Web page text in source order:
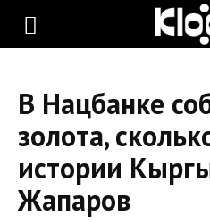
KLOOP.KG
Новости
В Нацбанке
золота,
истории
Жапаров